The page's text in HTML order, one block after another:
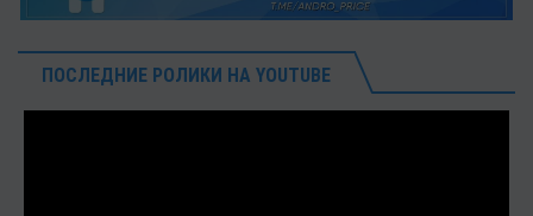
ПОСЛЕДНИЕ РОЛИКИ НА YOUTUBE